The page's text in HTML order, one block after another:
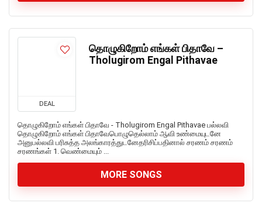
DEAL
தொழுகிறோம் எங்கள் பிதாவே –
Tholugirom Engal Pithavae
தொழுகிறோம் எங்கள் பிதாவே - Tholugirom Engal Pithavae பல்லவி
தொழுகிறோம் எங்கள் பிதாவேபொழுதெல்லாம் ஆவி உண்மையுடனே
அனுபல்லவி பரிசுத்த அலங்காரத்துடனேதரிசிப்பதினால் சரணம் சரணம்
சரணங்கள் 1. வெண்மையும் ...
MORE SONGS